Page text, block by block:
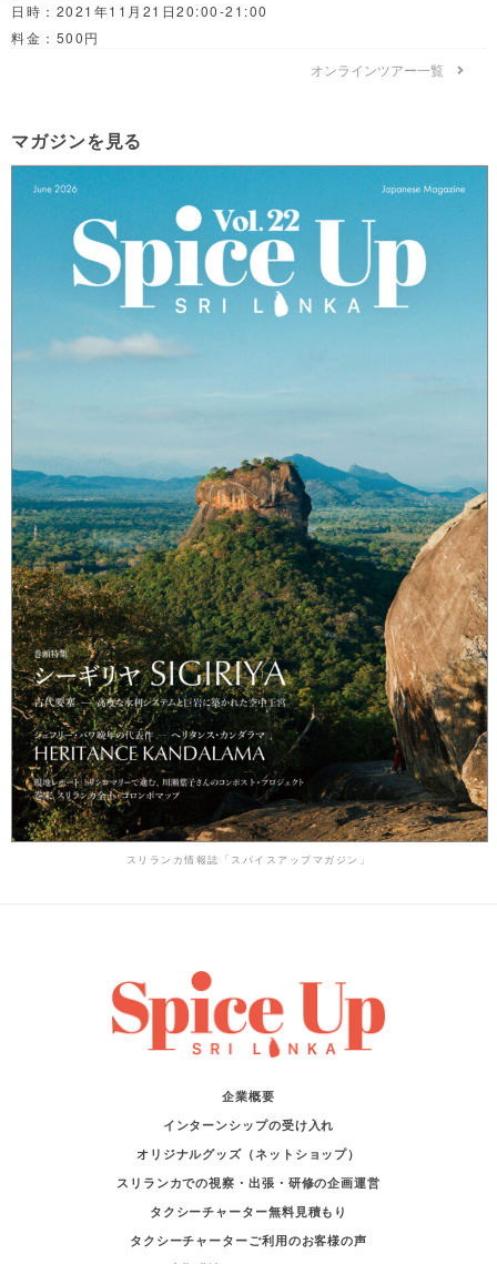
日時：2021年11月21日20:00-21:00
料金：500円
オンラインツアー一覧
マガジンを見る
スリランカ情報誌「スパイスアップマガジン」
企業概要
インターンシップの受け入れ
オリジナルグッズ（ネットショップ）
スリランカでの視察・出張・研修の企画運営
タクシーチャーター無料見積もり
タクシーチャーターご利用のお客様の声